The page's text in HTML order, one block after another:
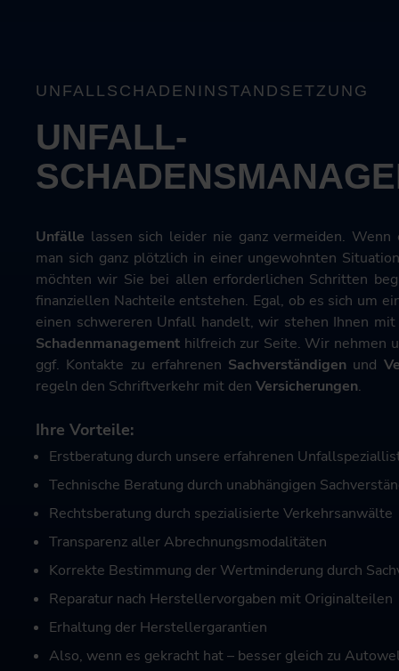
UNFALLSCHADENINSTANDSETZUNG
UNFALL-
Unfälle lassen sich leider nie ganz vermeiden.
man sich ganz plötzlich in einer ungewohnten
möchten wir Sie bei allen erforderlichen Schritten
finanziellen Nachteile entstehen. Egal, ob es sich um
einen schwereren Unfall handelt, wir stehen Ihnen
Schadenmanagement hilfreich zur Seite. Wir nehmen
ggf. Kontakte zu erfahrenen Sachverständigen und
regeln den Schriftverkehr mit den Versicherungen.
Ihre Vorteile:
Erstberatung durch unsere erfahrenen
Technische Beratung durch unabhängigen
Rechtsberatung durch spezialisierte Verkehrsanwälte
Transparenz aller Abrechnungsmodalitäten
Korrekte Bestimmung der Wertminderung durch
Reparatur nach Herstellervorgaben mit Originalteilen
Erhaltung der Herstellergarantien
Also, wenn es gekracht hat – besser gleich zu